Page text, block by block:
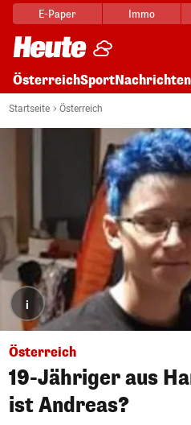
E-Paper Immo
ÖsterreichSportNachrichten
Startseite Österreich
i
Österreich
19-Jähriger aus
ist Andreas?